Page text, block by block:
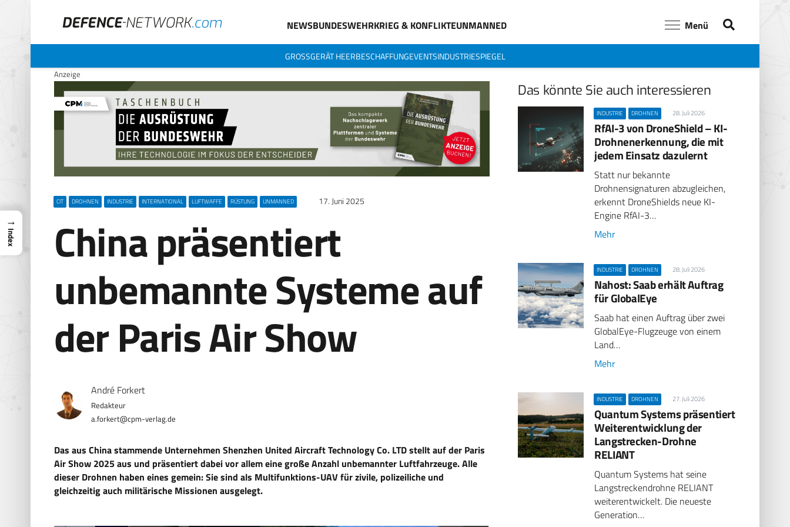
NEWSBUNDESWEHRKRIEG & KONFLIKTEUNMANNED Menü
GROSSGERÄT HEERBESCHAFFUNGEVENTSINDUSTRIESPIEGEL
Anzeige
CIT DROHNEN INDUSTRIE INTERNATIONAL LUFTWAFFE RÜSTUNG UNMANNED 17. Juni 2025
China präsentiert
unbemannte Systeme auf
der Paris Air Show
André Forkert
Redakteur
a.forkert@cpm-verlag.de
Das aus China stammende Unternehmen Shenzhen United Aircraft Technology Co. LTD stellt auf der Paris
Air Show 2025 aus und präsentiert dabei vor allem eine große Anzahl unbemannter Luftfahrzeuge. Alle
dieser Drohnen haben eines gemein: Sie sind als Multifunktions-UAV für zivile, polizeiliche und
gleichzeitig auch militärische Missionen ausgelegt.
Das könnte Sie auch interessieren
INDUSTRIE DROHNEN 28. Juli 2026
RfAI-3 von DroneShield – KI-
Drohnenerkennung, die mit
jedem Einsatz dazulernt
Statt nur bekannte
Drohnensignaturen abzugleichen,
erkennt DroneShields neue KI-
Engine RfAI-3…
Mehr
INDUSTRIE DROHNEN 28. Juli 2026
Nahost: Saab erhält Auftrag
für GlobalEye
Saab hat einen Auftrag über zwei
GlobalEye-Flugzeuge von einem
Land…
Mehr
INDUSTRIE DROHNEN 27. Juli 2026
Quantum Systems präsentiert
Weiterentwicklung der
Langstrecken-Drohne
RELIANT
Quantum Systems hat seine
Langstreckendrohne RELIANT
weiterentwickelt. Die neueste
Generation…
→
Index